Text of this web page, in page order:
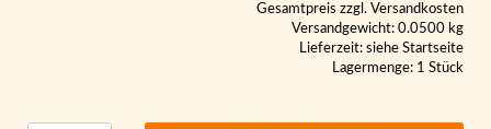
Gesamtpreis zzgl. Versandkosten
Versandgewicht: 0.0500 kg
Lieferzeit: siehe Startseite
Lagermenge: 1 Stück